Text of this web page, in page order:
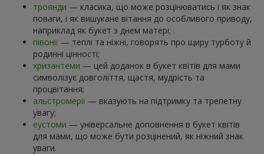
троянди — класика, що може розцінюватись і як знак
поваги, і як вишукане вітання до особливого приводу,
наприклад як букет з днем матері;
півонії — теплі та ніжні, говорять про щиру турботу й
родинні цінності;
хризантеми — цей доданок в букет квітів для мами
символізує довголіття, щастя, мудрість та
процвітання;
альстромерії — вказують на підтримку та трепетну
увагу;
еустоми — універсальне доповнення в букет квітів
для мами, що може бути розцінений, як ніжний знак
уваги.